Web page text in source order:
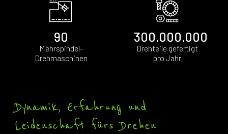
90
Mehrspindel-
Drehmaschinen
300.000.000
Drehteile gefertigt
pro Jahr
Dynamik, Erfahrung und
Leidenschaft fürs Drehen